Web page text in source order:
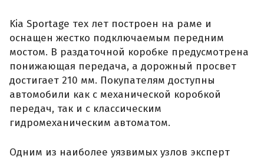
Kia Sportage тех лет построен на раме и
оснащен жестко подключаемым передним
мостом. В раздаточной коробке предусмотрена
понижающая передача, а дорожный просвет
достигает 210 мм. Покупателям доступны
автомобили как с механической коробкой
передач, так и с классическим
гидромеханическим автоматом.
Одним из наиболее уязвимых узлов эксперт